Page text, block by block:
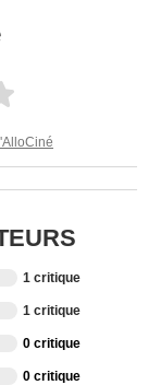
1 critique
1 critique
0 critique
0 critique